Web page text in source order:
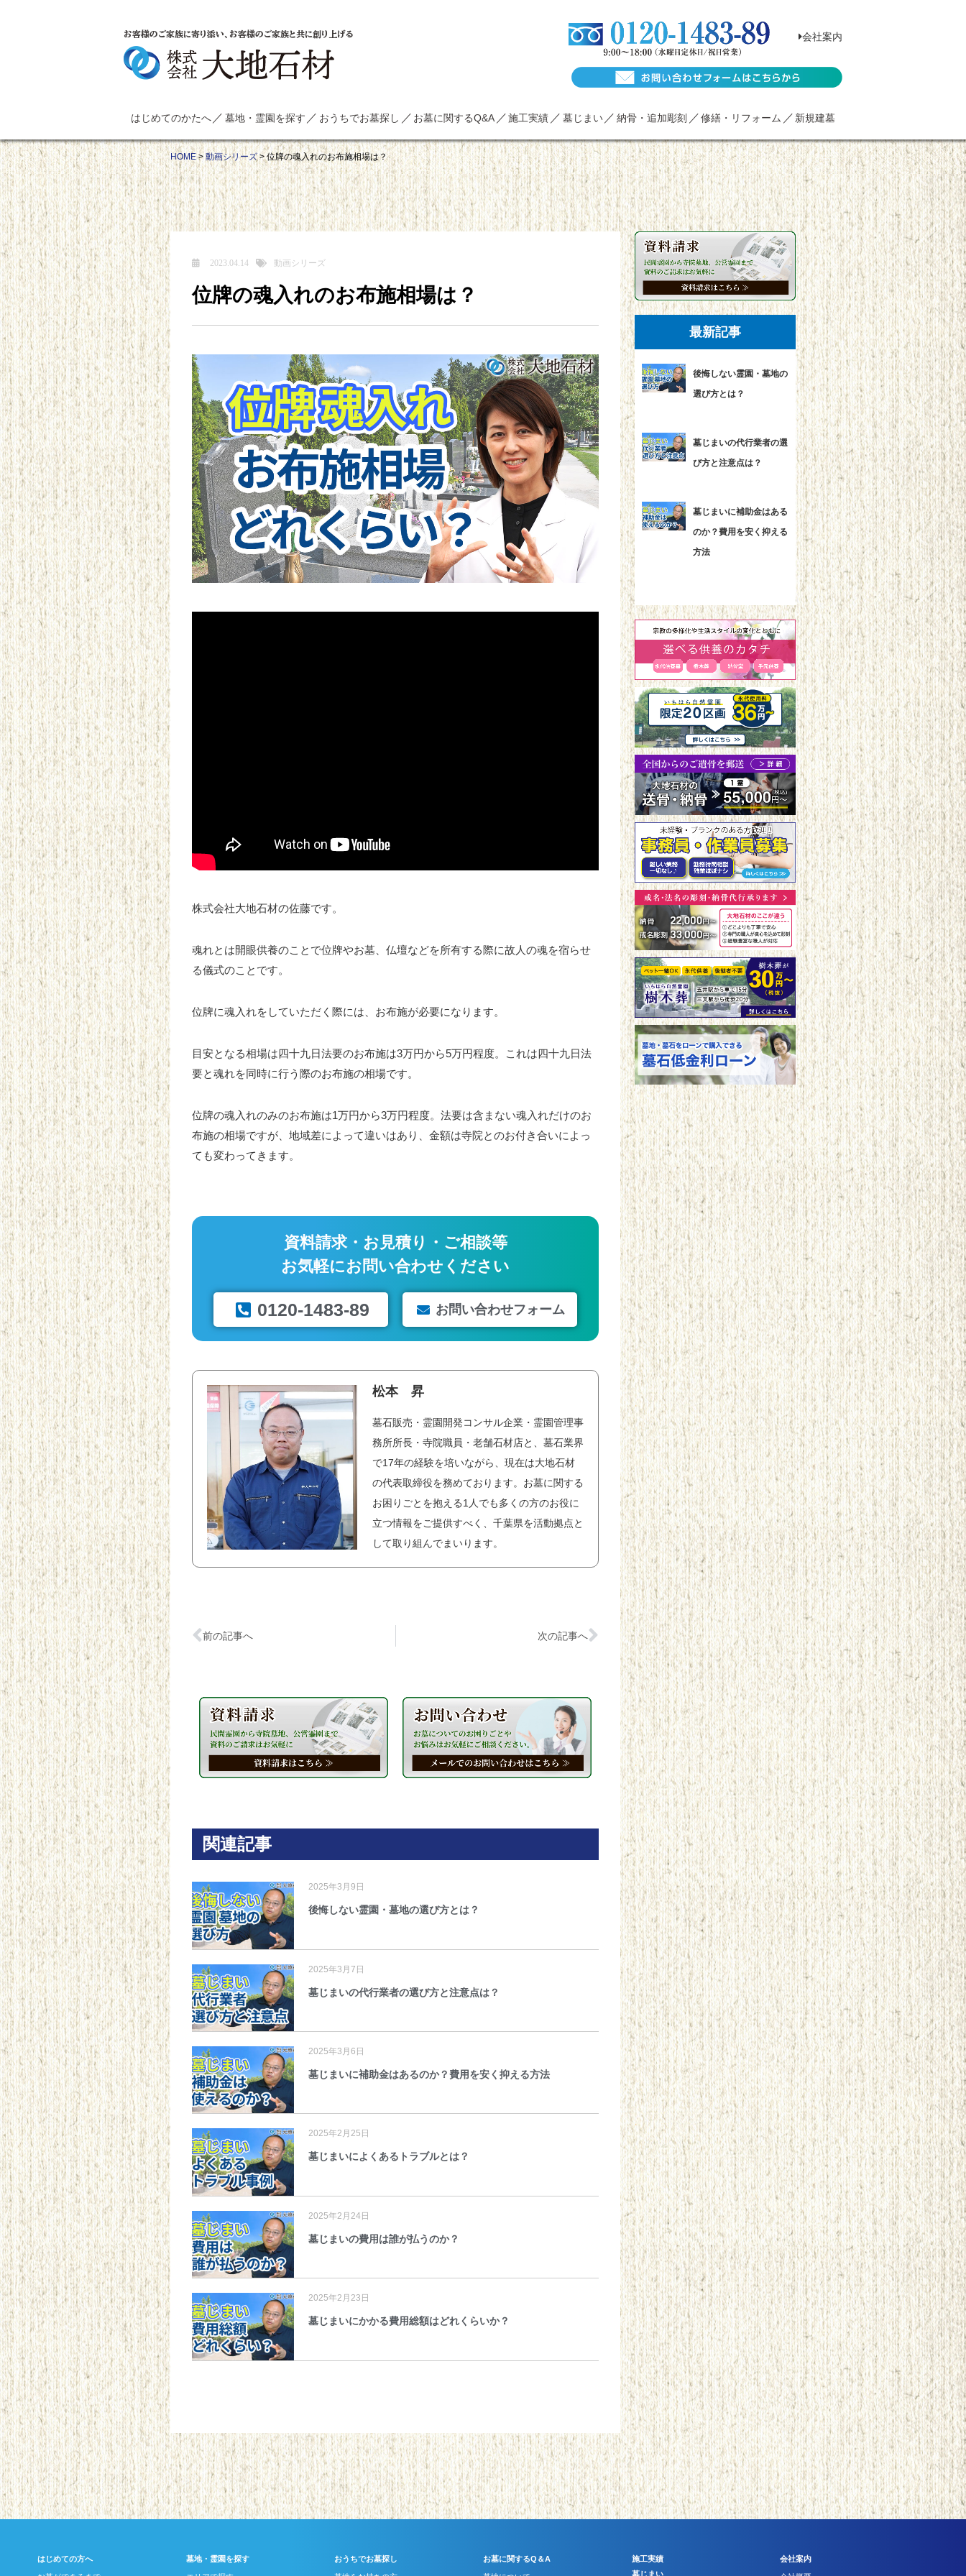
お客様のご家族に寄り添い、お客様のご家族と共に創り上げる 会社案内
はじめてのかたへ 墓地・霊園を探す おうちでお墓探し お墓に関するQ&A 施工実績 墓じまい 納骨・追加彫刻 修繕・リフォーム 新規建墓
HOME>動画シリーズ>位牌の魂入れのお布施相場は？
2023.04.14 動画シリーズ
位牌の魂入れのお布施相場は？
株式会社大地石材の佐藤です。
魂れとは開眼供養のことで位牌やお墓、仏壇などを所有する際に故人の魂を宿らせ
る儀式のことです。
位牌に魂入れをしていただく際には、お布施が必要になります。
目安となる相場は四十九日法要のお布施は3万円から5万円程度。これは四十九日法
要と魂れを同時に行う際のお布施の相場です。
位牌の魂入れのみのお布施は1万円から3万円程度。法要は含まない魂入れだけのお
布施の相場ですが、地域差によって違いはあり、金額は寺院とのお付き合いによっ
ても変わってきます。
資料請求・お見積り・ご相談等
お気軽にお問い合わせください
0120-1483-89 お問い合わせフォーム
松本 昇
墓石販売・霊園開発コンサル企業・霊園管理事
務所所長・寺院職員・老舗石材店と、墓石業界
で17年の経験を培いながら、現在は大地石材
の代表取締役を務めております。お墓に関する
お困りごとを抱える1人でも多くの方のお役に
立つ情報をご提供すべく、千葉県を活動拠点と
して取り組んでまいります。
前の記事へ 次の記事へ
関連記事
後悔しない霊園・墓地の選び方とは？
2025年3月9日
墓じまいの代行業者の選び方と注意点は？
2025年3月7日
墓じまいに補助金はあるのか？費用を安く抑える方法
2025年3月6日
墓じまいによくあるトラブルとは？
2025年2月25日
墓じまいの費用は誰が払うのか？
2025年2月24日
墓じまいにかかる費用総額はどれくらいか？
2025年2月23日
最新記事
後悔しない霊園・墓地の
選び方とは？
墓じまいの代行業者の選
び方と注意点は？
墓じまいに補助金はある
のか？費用を安く抑える
方法
はじめての方へ 墓地・霊園を探す おうちでお墓探し お墓に関するQ＆A
施工実績
墓じまい
会社案内